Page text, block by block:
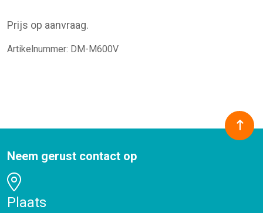
Prijs op aanvraag.
Artikelnummer: DM-M600V
Neem gerust contact op
Plaats